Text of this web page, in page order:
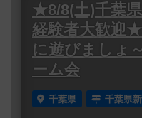
★8/8(土)千葉
経験者大歓迎
に遊びましょ
ーム会
千葉県 千葉県